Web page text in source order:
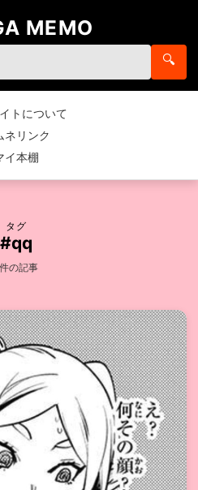
MEMO
🔍
トについて
ネリンク
イ本棚
タグ
#qq
の記事